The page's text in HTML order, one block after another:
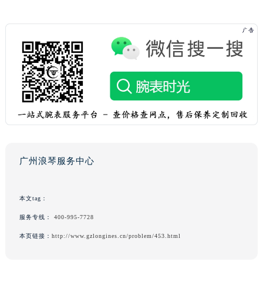
广州浪琴服务中心
本文tag：
服务专线： 400-995-7728
本页链接： http://www.gzlongines.cn/problem/453.html